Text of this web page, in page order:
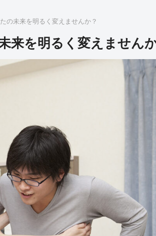
の未来を明るく変えませんか？
来を明るく変えません